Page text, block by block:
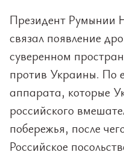
Президент
связал появление
суверенном
против Украины. По
аппарата, которые
российского
побережья, после
Российское